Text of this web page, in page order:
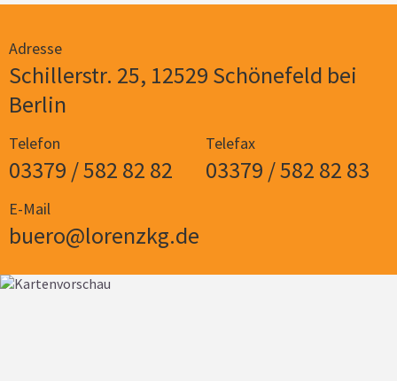
Adresse
Schillerstr. 25, 12529 Schönefeld bei
Berlin
Telefon
03379 / 582 82 82
Telefax
03379 / 582 82 83
E-Mail
buero@lorenzkg.de